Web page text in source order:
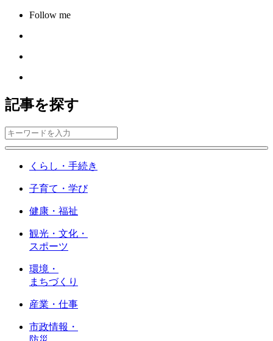
Follow me
記事を探す
くらし・手続き
子育て・学び
健康・福祉
観光・文化・
スポーツ
環境・
まちづくり
産業・仕事
市政情報・